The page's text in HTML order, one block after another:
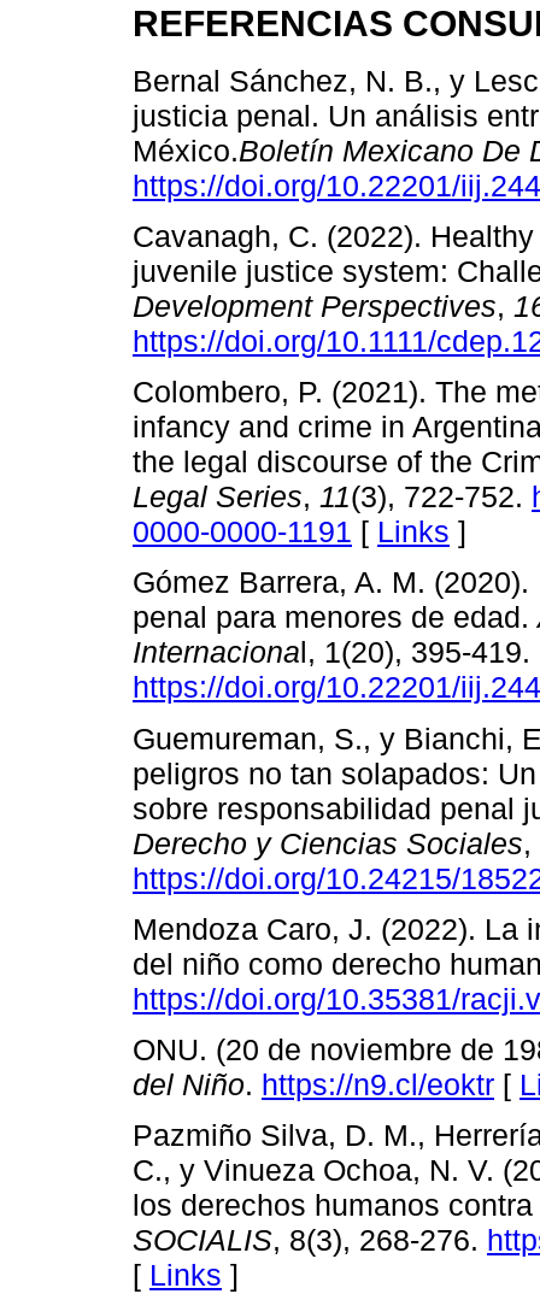
REFERENCIAS
Bernal Sánchez, N. B., y
justicia penal. Un análisis
México.Boletín Mexicano De
https://doi.org/10.22201/
Cavanagh, C. (2022).
juvenile justice system:
Development Perspectives,
https://doi.org/10.1111/
Colombero, P. (2021). The
infancy and crime in
the legal discourse of the
Legal Series, 11(3), 722-752.
0000-0000-1191 [ Links ]
Gómez Barrera, A. M.
penal para menores de edad.
Internacional, 1(20), 395-419.
https://doi.org/10.22201/
Guemureman, S., y Bianchi,
peligros no tan solapados:
sobre responsabilidad penal
Derecho y Ciencias Sociales,
https://doi.org/10.24215/
Mendoza Caro, J. (2022). La
del niño como derecho
https://doi.org/10.35381/
ONU. (20 de noviembre de
del Niño. https://n9.cl/eoktr [
Pazmiño Silva, D. M.,
C., y Vinueza Ochoa, N. V.
los derechos humanos
SOCIALIS, 8(3), 268-276.
[ Links ]